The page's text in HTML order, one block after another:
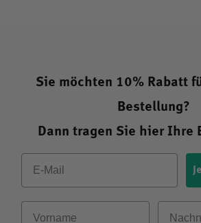
Sie möchten 10% Rabatt
Bestellung?
Dann tragen Sie hier Ihre
Email
Vorname